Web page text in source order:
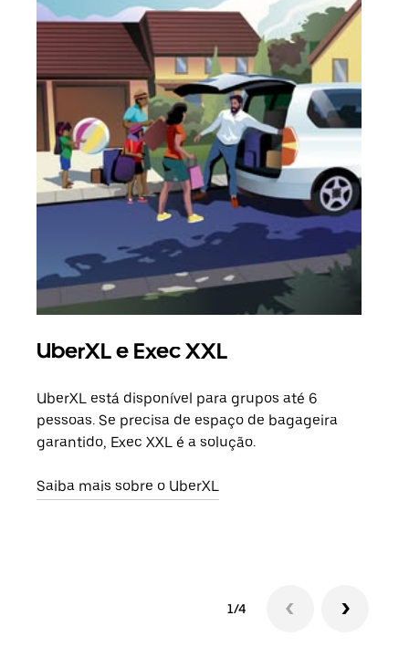
UberXL e Exec XXL
UberXL está disponível para grupos até 6
pessoas. Se precisa de espaço de bagageira
garantido, Exec XXL é a solução.
Saiba mais sobre o UberXL
1/4